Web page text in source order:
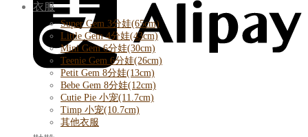
衣服
Super Gem 3分娃(65cm)
Little Gem 4分娃(43cm)
Mini Gem 6分娃(30cm)
Teenie Gem 6分娃(26cm)
Petit Gem 8分娃(13cm)
Bebe Gem 8分娃(12cm)
Cutie Pie 小宠(11.7cm)
Timp 小宠(10.7cm)
其他衣服